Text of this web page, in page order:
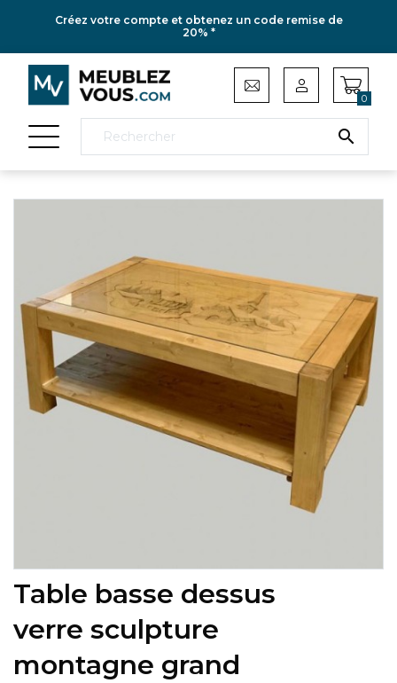
Créez votre compte et obtenez un code remise de
20% *

0
Table basse dessus
verre sculpture
montagne grand